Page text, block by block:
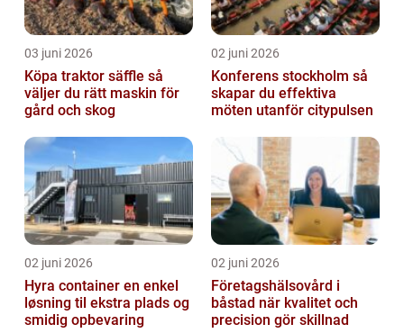
03 juni 2026
Köpa traktor säffle så
väljer du rätt maskin för
gård och skog
02 juni 2026
Konferens stockholm så
skapar du effektiva
möten utanför citypulsen
02 juni 2026
Hyra container en enkel
løsning til ekstra plads og
smidig opbevaring
02 juni 2026
Företagshälsovård i
båstad när kvalitet och
precision gör skillnad